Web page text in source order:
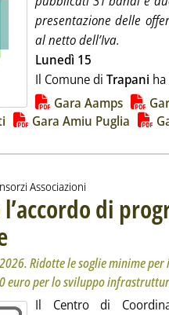
presentazione delle
al netto dell’Iva.
Lunedì 15
Il Comune di Trapani
alla notizia
Gara Aamps
Gara Amiu Puglia
Associazioni
di
. Sottotitolo: In vigore dal 1° gennaio
. Pubblicata lunedì 22 dicembre 2025 alle
Ridotte le soglie minime
euro per lo sviluppo
Il Centro di